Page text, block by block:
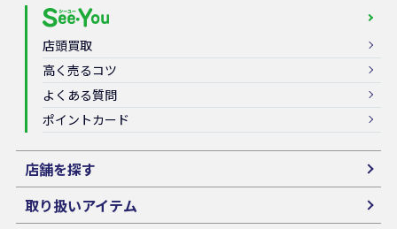
店頭買取
高く売るコツ
よくある質問
ポイントカード
店舗を探す
取り扱いアイテム